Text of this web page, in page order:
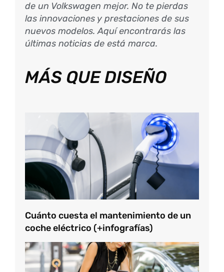
de un Volkswagen mejor. No te pierdas
las innovaciones y prestaciones de sus
nuevos modelos. Aquí encontrarás las
últimas noticias de está marca.
MÁS QUE DISEÑO
Cuánto cuesta el mantenimiento de un
coche eléctrico (+infografías)